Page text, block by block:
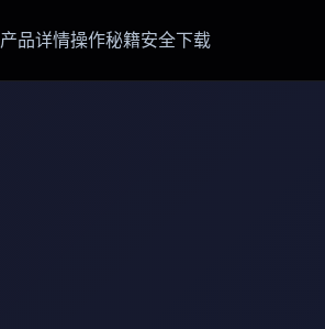
产品详情操作秘籍安全下载